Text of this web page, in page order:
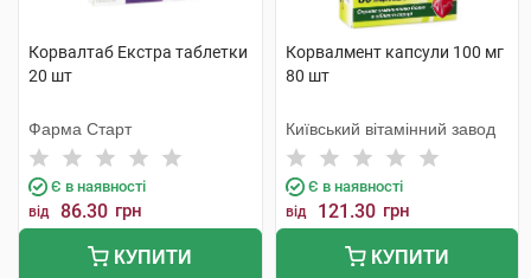
Корвалтаб Екстра таблетки
20 шт
Фарма Старт
Є в наявності
від 86.30 грн
КУПИТИ
Корвалмент капсули 100 мг
80 шт
Київський вітамінний завод
Є в наявності
від 121.30 грн
КУПИТИ